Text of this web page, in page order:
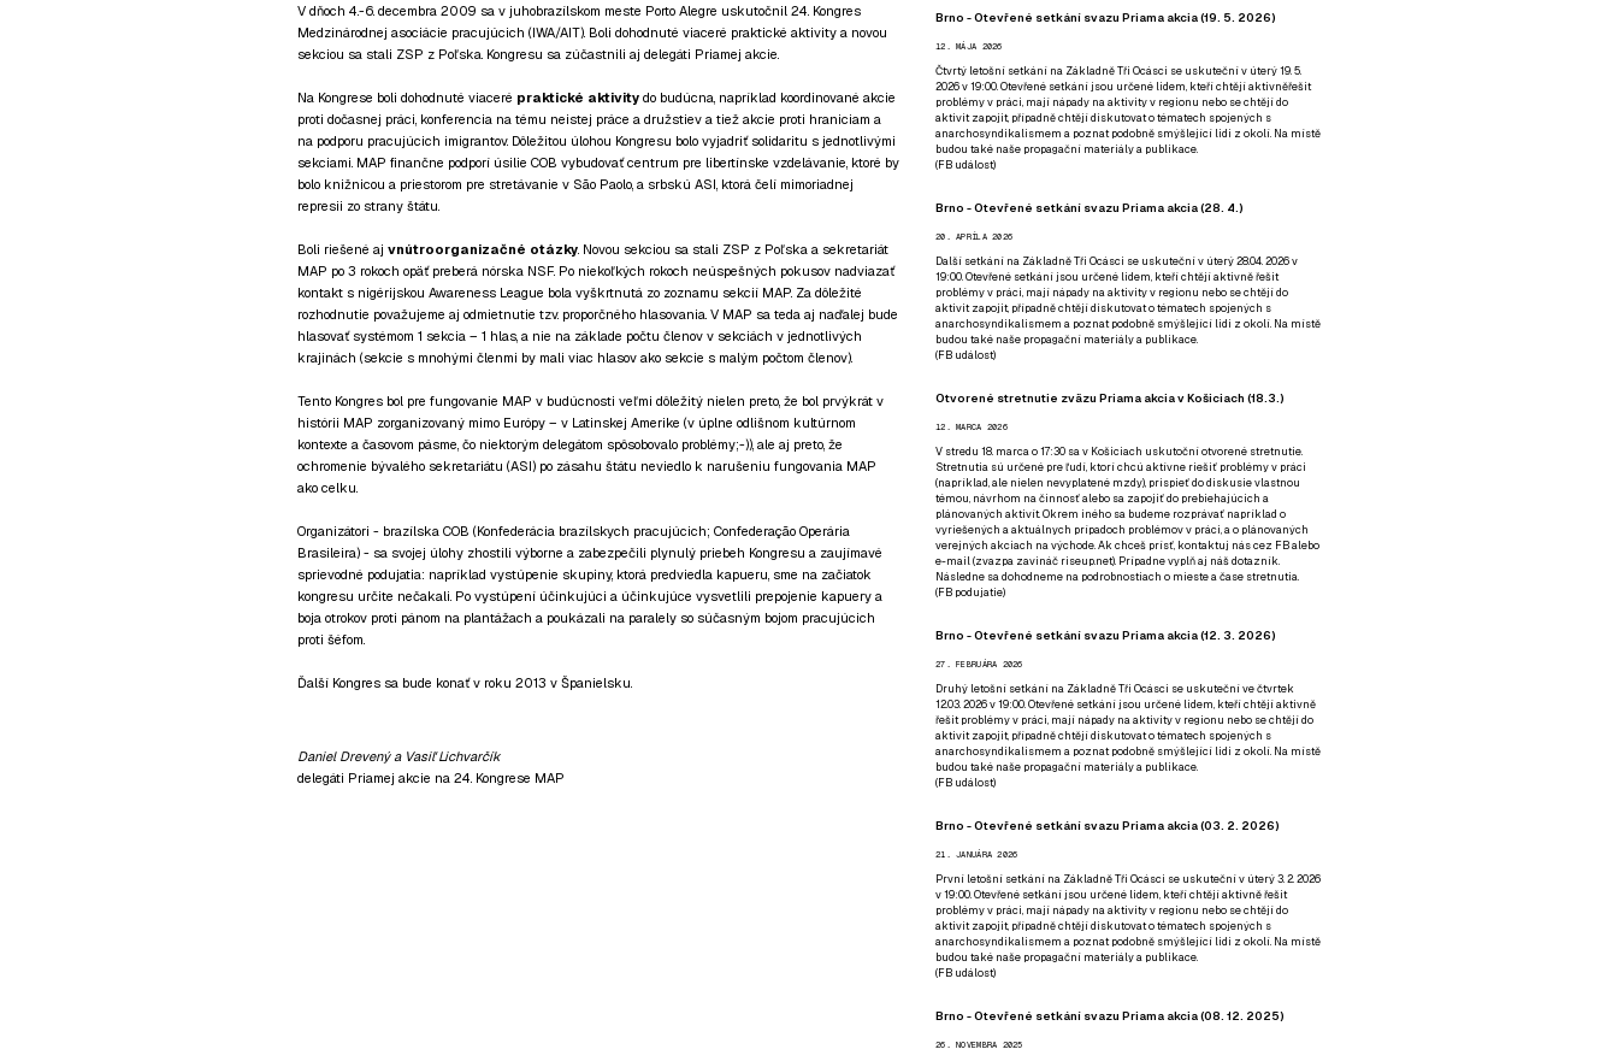
V dňoch 4.-6. decembra 2009 sa v juhobrazílskom meste Porto Alegre uskutočnil 24. Kongres
Medzinárodnej asociácie pracujúcich (IWA/AIT). Boli dohodnuté viaceré praktické aktivity a novou
sekciou sa stali ZSP z Poľska. Kongresu sa zúčastnili aj delegáti Priamej akcie.
Na Kongrese boli dohodnuté viaceré praktické aktivity do budúcna, napríklad koordinované akcie
proti dočasnej práci, konferencia na tému neistej práce a družstiev a tiež akcie proti hraniciam a
na podporu pracujúcich imigrantov. Dôležitou úlohou Kongresu bolo vyjadriť solidaritu s jednotlivými
sekciami. MAP finančne podporí úsilie COB vybudovať centrum pre libertínske vzdelávanie, ktoré by
bolo knižnicou a priestorom pre stretávanie v São Paolo, a srbskú ASI, ktorá čelí mimoriadnej
represii zo strany štátu.
Boli riešené aj vnútroorganizačné otázky . Novou sekciou sa stali ZSP z Poľska a sekretariát
MAP po 3 rokoch opäť preberá nórska NSF. Po niekoľkých rokoch neúspešných pokusov nadviazať
kontakt s nigérijskou Awareness League bola vyškrtnutá zo zoznamu sekcií MAP. Za dôležité
rozhodnutie považujeme aj odmietnutie tzv. proporčného hlasovania. V MAP sa teda aj naďalej bude
hlasovať systémom 1 sekcia – 1 hlas, a nie na základe počtu členov v sekciách v jednotlivých
krajinách (sekcie s mnohými členmi by mali viac hlasov ako sekcie s malým počtom členov).
Tento Kongres bol pre fungovanie MAP v budúcnosti veľmi dôležitý nielen preto, že bol prvýkrát v
histórii MAP zorganizovaný mimo Európy – v Latinskej Amerike (v úplne odlišnom kultúrnom
kontexte a časovom pásme, čo niektorým delegátom spôsobovalo problémy;-)), ale aj preto, že
ochromenie bývalého sekretariátu (ASI) po zásahu štátu neviedlo k narušeniu fungovania MAP
ako celku.
Organizátori - brazílska COB (Konfederácia brazílskych pracujúcich; Confederação Operária
Brasileira) - sa svojej úlohy zhostili výborne a zabezpečili plynulý priebeh Kongresu a zaujímavé
sprievodné podujatia: napríklad vystúpenie skupiny, ktorá predviedla kapueru, sme na začiatok
kongresu určite nečakali. Po vystúpení účinkujúci a účinkujúce vysvetlili prepojenie kapuery a
boja otrokov proti pánom na plantážach a poukázali na paralely so súčasným bojom pracujúcich
proti šéfom.
Ďalší Kongres sa bude konať v roku 2013 v Španielsku.
Daniel Drevený a Vasiľ Lichvarčík
delegáti Priamej akcie na 24. Kongrese MAP
Brno - Otevřené setkání svazu Priama akcia (19. 5. 2026)
12. MÁJA 2026
Čtvrtý letošní setkání na Základně Tři Ocásci se uskuteční v úterý 19. 5.
2026 v 19:00. Otevřené setkání jsou určené lidem, kteří chtějí aktivněřešit
problémy v práci, mají nápady na aktivity v regionu nebo se chtějí do
aktivit zapojit, případně chtějí diskutovat o tématech spojených s
anarchosyndikalismem a poznat podobně smýšlející lidi z okolí. Na místě
budou také naše propagační materiály a publikace.
(FB událost)
Brno - Otevřené setkání svazu Priama akcia (28. 4.)
20. APRÍLA 2026
Další setkání na Základně Tři Ocásci se uskuteční v úterý 28.04. 2026 v
19:00. Otevřené setkání jsou určené lidem, kteří chtějí aktivně řešit
problémy v práci, mají nápady na aktivity v regionu nebo se chtějí do
aktivit zapojit, případně chtějí diskutovat o tématech spojených s
anarchosyndikalismem a poznat podobně smýšlející lidi z okolí. Na místě
budou také naše propagační materiály a publikace.
(FB událost)
Otvorené stretnutie zväzu Priama akcia v Košiciach (18.3.)
12. MARCA 2026
V stredu 18. marca o 17:30 sa v Košiciach uskutoční otvorené stretnutie.
Stretnutia sú určené pre ľudí, ktorí chcú aktívne riešiť problémy v práci
(napríklad, ale nielen nevyplatené mzdy), prispieť do diskusie vlastnou
témou, návrhom na činnosť alebo sa zapojiť do prebiehajúcich a
plánovaných aktivít. Okrem iného sa budeme rozprávať napríklad o
vyriešených a aktuálnych prípadoch problémov v práci, a o plánovaných
verejných akciach na východe. Ak chceš prísť, kontaktuj nás cez FBalebo
e-mail (zvazpa zavináč riseup.net). Prípadnevyplň aj náš dotazník.
Následne sa dohodneme na podrobnostiach o mieste a čase stretnutia.
(FB podujatie)
Brno - Otevřené setkání svazu Priama akcia (12. 3. 2026)
27. FEBRUÁRA 2026
Druhý letošní setkání na Základně Tři Ocásci se uskuteční ve čtvrtek
12.03. 2026 v 19:00. Otevřené setkání jsou určené lidem, kteří chtějí aktivně
řešit problémy v práci, mají nápady na aktivity v regionu nebo se chtějí do
aktivit zapojit, případně chtějí diskutovat o tématech spojených s
anarchosyndikalismem a poznat podobně smýšlející lidi z okolí. Na místě
budou také naše propagační materiály a publikace.
(FB událost)
Brno - Otevřené setkání svazu Priama akcia (03. 2. 2026)
21. JANUÁRA 2026
První letošní setkání na Základně Tři Ocásci se uskuteční v úterý 3. 2. 2026
v 19:00. Otevřené setkání jsou určené lidem, kteří chtějí aktivně řešit
problémy v práci, mají nápady na aktivity v regionu nebo se chtějí do
aktivit zapojit, případně chtějí diskutovat o tématech spojených s
anarchosyndikalismem a poznat podobně smýšlející lidi z okolí. Na místě
budou také naše propagační materiály a publikace.
(FB událost)
Brno - Otevřené setkání svazu Priama akcia (08. 12. 2025)
26. NOVEMBRA 2025